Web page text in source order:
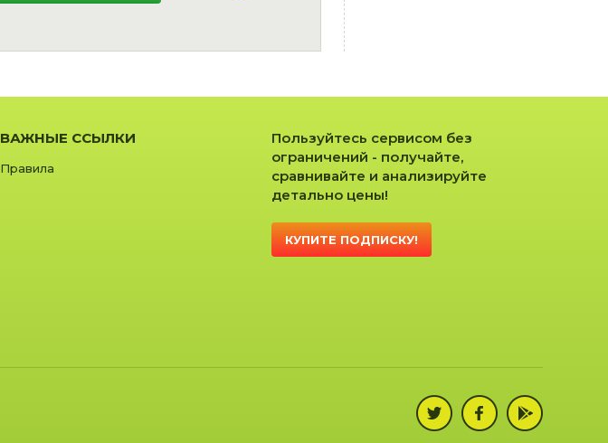
ВАЖНЫЕ ССЫЛКИ
Правила
Пользуйтесь сервисом без
ограничений - получайте,
сравнивайте и анализируйте
детально цены!
КУПИТЕ ПОДПИСКУ!